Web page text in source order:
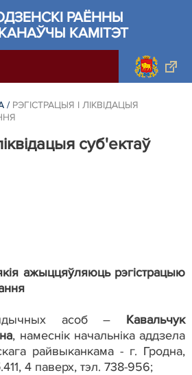
РАЁННЫ
КАМІТЭТ
/ РЭГІСТРАЦЫЯ І ЛІКВІДАЦЫЯ
суб'ектаў
ажыццяўляюць рэгістрацыю
асоб – Кавальчук
, намеснік начальніка аддзела
райвыканкама - г. Гродна,
4 паверх, тэл. 738-956;